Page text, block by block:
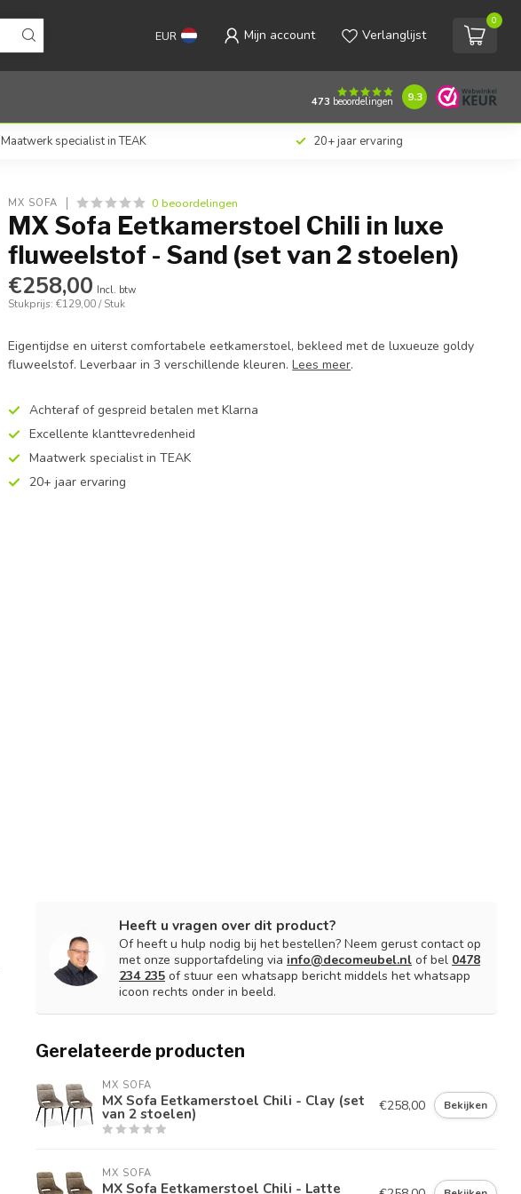
EUR Mijn account Verlanglijst
0
473 beoordelingen 9.3
Maatwerk specialist in TEAK 20+ jaar ervaring
MX SOFA 0 beoordelingen
MX Sofa Eetkamerstoel Chili in luxe
fluweelstof - Sand (set van 2 stoelen)
€258,00 Incl. btw
Stukprijs: €129,00 / Stuk
Eigentijdse en uiterst comfortabele eetkamerstoel, bekleed met de luxueuze goldy
fluweelstof. Leverbaar in 3 verschillende kleuren.Lees meer.
Achteraf of gespreid betalen met Klarna
Excellente klanttevredenheid
Maatwerk specialist in TEAK
20+ jaar ervaring
Heeft u vragen over dit product?
Of heeft u hulp nodig bij het bestellen? Neem gerust contact op
met onze supportafdeling via info@decomeubel.nl of bel 0478
234 235 of stuur een whatsapp bericht middels het whatsapp
icoon rechts onder in beeld.
Gerelateerde producten
MX SOFA
MX Sofa Eetkamerstoel Chili - Clay (set
van 2 stoelen) €258,00 Bekijken
MX SOFA
MX Sofa Eetkamerstoel Chili - Latte